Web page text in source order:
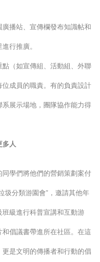
廣播站、宣傳欄發布知識帖和
行推廣。
點（如宣傳組、活動組、外聯
成員的職責。有的負責設計
展示場地，團隊協作能力得
多人
學們將他們的營銷策劃案付
圾分類游園會”，邀請其他年
級進行科普宣講和互動游
倡議書帶進所在社區。在這
是文明的傳播者和行動的倡